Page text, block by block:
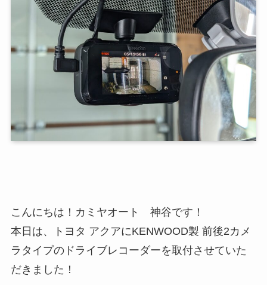
こんにちは！カミヤオート 神谷です！
本日は、トヨタ アクアにKENWOOD製 前後2カメ
ラタイプのドライブレコーダーを取付させていた
だきました！